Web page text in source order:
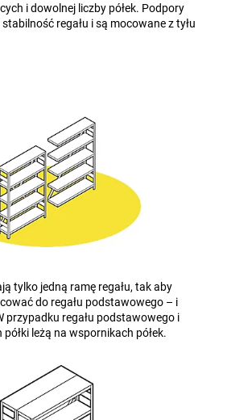
i dowolnej liczby półek. Podpory
regału i są mocowane z tyłu
tylko jedną ramę regału, tak aby
do regału podstawowego – i
przypadku regału podstawowego i
leżą na wspornikach półek.